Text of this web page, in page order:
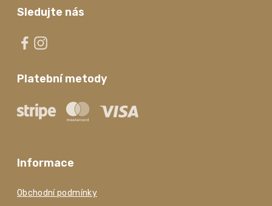
Informace
Obchodní podmínky
Sledujte nás
Platební metody